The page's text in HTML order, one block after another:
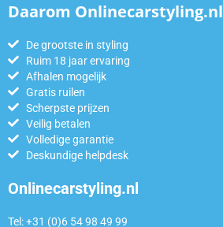
Daarom Onlinecarstyling.nl
De grootste in styling
Ruim 18 jaar ervaring
Afhalen mogelijk
Gratis ruilen
Scherpste prijzen
Veilig betalen
Volledige garantie
Deskundige helpdesk
Onlinecarstyling.nl
Tel: +31 (0)6 54 98 49 99